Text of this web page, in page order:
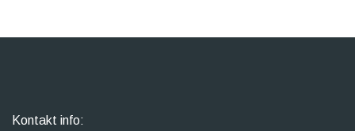
Kontakt info: